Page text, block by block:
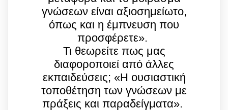
γνώσεων είναι αξιοσημείωτο,
όπως και η έμπνευση που
προσφέρετε».
Τι θεωρείτε πως μας
διαφοροποιεί από άλλες
εκπαιδεύσεις; «Η ουσιαστική
τοποθέτηση των γνώσεων με
πράξεις και παραδείγματα».